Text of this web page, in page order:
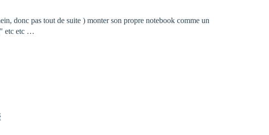
donc pas tout de suite ) monter son propre notebook comme un
etc etc …